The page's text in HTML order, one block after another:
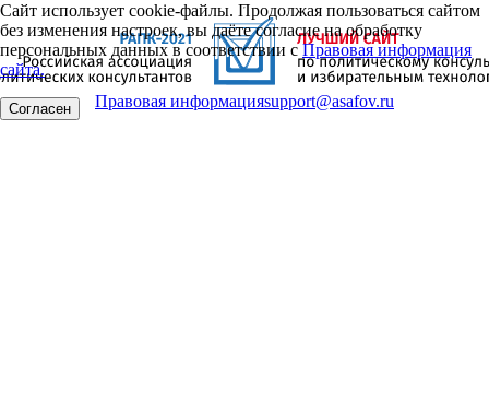
Сайт использует cookie-файлы. Продолжая пользоваться сайтом
без изменения настроек, вы даёте согласие на обработку
персональных данных в соответствии сПравовая информация
сайта.
Согласен Правовая информацияsupport@asafov.ru